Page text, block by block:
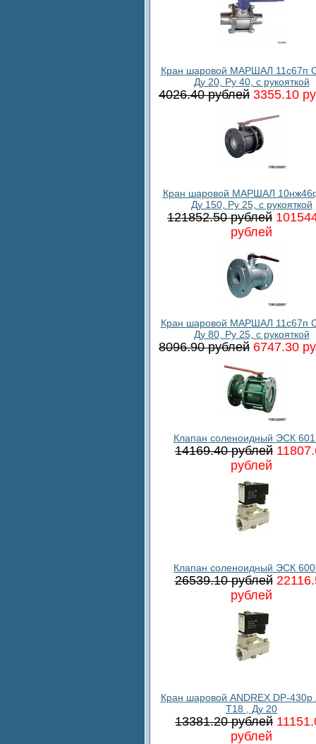
Кран шаровой МАРШАЛ 11с67п
Ду 20, Ру 40, с рукояткой
4026.40 рублей 3355.10
Кран шаровой МАРШАЛ
Ду 150, Ру 25, с рукояткой
121852.50 рублей
рублей
Кран шаровой МАРШАЛ 11с67п
Ду 80, Ру 25, с рукояткой
8096.90 рублей 6747.30
Клапан соленоидный ЭСК
14169.40 рублей
рублей
Клапан соленоидный ЭСК
26539.10 рублей
рублей
Кран шаровой ANDREX DP-430p
T18 , Ду 20
13381.20 рублей
рублей